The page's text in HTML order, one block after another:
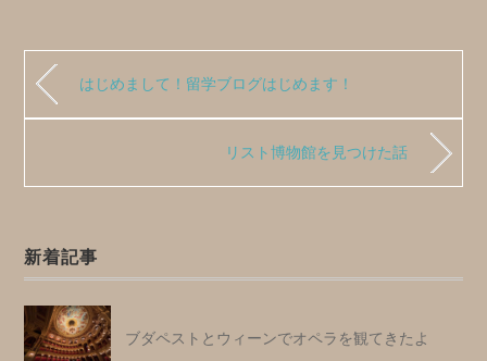
はじめまして！留学ブログはじめます！
リスト博物館を見つけた話
新着記事
ブダペストとウィーンでオペラを観てきたよ